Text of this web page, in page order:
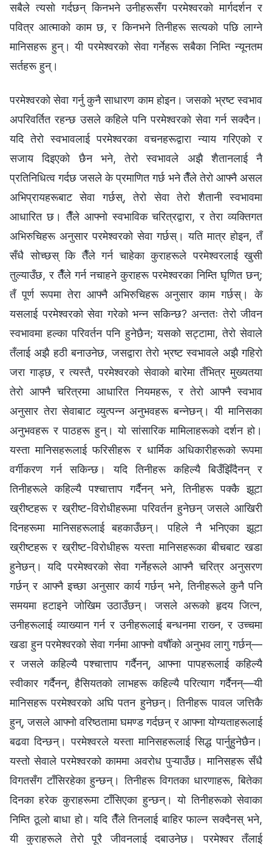
सबैले त्यसो गर्दछन् किनभने उनीहरूसँग परमेश्‍वरको मार्गदर्शन र
पवित्र आत्माको काम छ, र किनभने तिनीहरू सत्यको पछि लाग्ने
मानिसहरू हुन्। यी परमेश्‍वरको सेवा गर्नेहरू सबैका निम्ति न्यूनतम
सर्तहरू हुन्।
परमेश्‍वरको सेवा गर्नु कुनै साधारण काम होइन। जसको भ्रष्ट स्वभाव
अपरिवर्तित रहन्छ उसले कहिले पनि परमेश्‍वरको सेवा गर्न सक्दैन।
यदि तेरो स्वभावलाई परमेश्‍वरका वचनहरूद्वारा न्याय गरिएको र
सजाय दिइएको छैन भने, तेरो स्वभावले अझै शैतानलाई नै
प्रतिनिधित्व गर्दछ जसले के प्रमाणित गर्छ भने तैँले तेरो आफ्नै असल
अभिप्रायहरूबाट सेवा गर्छस्, तेरो सेवा तेरो शैतानी स्वभावमा
आधारित छ। तैँले आफ्‍नो स्वभाविक चरित्रद्वारा, र तेरा व्यक्तिगत
अभिरुचिहरू अनुसार परमेश्‍वरको सेवा गर्छस्। यति मात्र होइन, तँ
सँधै सोच्छस् कि तैँले गर्न चाहेका कुराहरूले परमेश्‍वरलाई खुसी
तुल्याउँछ, र तैँले गर्न नचाहने कुराहरू परमेश्‍वरका निम्ति घृणित छन्;
तँ पूर्ण रूपमा तेरा आफ्नै अभिरुचिहरू अनुसार काम गर्छस्। के
यसलाई परमेश्‍वरको सेवा गरेको भन्न सकिन्छ? अन्ततः तेरो जीवन
स्वभावमा हल्का परिवर्तन पनि हुनेछैन; यसको सट्टामा, तेरो सेवाले
तँलाई अझै हठी बनाउनेछ, जसद्वारा तेरो भ्रष्ट स्वभावले अझै गहिरो
जरा गाड्छ, र त्यस्तै, परमेश्‍वरको सेवाको बारेमा तँभित्र मुख्यतया
तेरो आफ्नै चरित्रमा आधारित नियमहरू, र तेरो आफ्नै स्वभाव
अनुसार तेरा सेवाबाट व्युत्पन्न अनुभवहरू बन्नेछन्। यी मानिसका
अनुभवहरू र पाठहरू हुन्। यो सांसारिक मामिलाहरूको दर्शन हो।
यस्ता मानिसहरूलाई फरिसीहरू र धार्मिक अधिकारीहरूको रूपमा
वर्गीकरण गर्न सकिन्छ। यदि तिनीहरू कहिल्यै बिउँझिँदैनन् र
तिनीहरूले कहिल्यै पश्‍चात्ताप गर्दैनन् भने, तिनीहरू पक्कै झूटा
ख्रीष्टहरू र ख्रीष्ट-विरोधीहरूमा परिवर्तन हुनेछन् जसले आखिरी
दिनहरूमा मानिसहरूलाई बहकाउँछन्। पहिले नै भनिएका झूटा
ख्रीष्टहरू र ख्रीष्ट-विरोधीहरू यस्ता मानिसहरूका बीचबाट खडा
हुनेछन्। यदि परमेश्‍वरको सेवा गर्नेहरूले आफ्नै चरित्र अनुसरण
गर्छन् र आफ्नै इच्छा अनुसार कार्य गर्छन् भने, तिनीहरूले कुनै पनि
समयमा हटाइने जोखिम उठाउँछन्। जसले अरूको हृदय जित्न,
उनीहरूलाई व्याख्यान गर्न र उनीहरूलाई बन्धनमा राख्‍न, र उच्चमा
खडा हुन परमेश्‍वरको सेवा गर्नमा आफ्नो वर्षौँको अनुभव लागु गर्छन्—
र जसले कहिल्यै पश्‍चात्ताप गर्दैनन्, आफ्ना पापहरूलाई कहिल्यै
स्वीकार गर्दैनन्, हैसियतको लाभहरू कहिल्यै परित्याग गर्दैनन्—यी
मानिसहरू परमेश्‍वरको अघि पतन हुनेछन्। तिनीहरू पावल जत्तिकै
हुन्, जसले आफ्नो वरिष्ठतामा घमण्ड गर्दछन् र आफ्‍ना योग्यताहरूलाई
बढवा दिन्छन्। परमेश्‍वरले यस्ता मानिसहरूलाई सिद्ध पार्नुहुनेछैन।
यस्तो सेवाले परमेश्‍वरको काममा अवरोध पुऱ्याउँछ। मानिसहरू सँधै
विगतसँग टाँसिरहेका हुन्छन्। तिनीहरू विगतका धारणाहरू, बितेका
दिनका हरेक कुराहरूमा टाँसिएका हुन्छन्। यो तिनीहरूको सेवाका
निम्ति ठूलो बाधा हो। यदि तैँले तिनलाई बाहिर फाल्न सक्दैनस् भने,
यी कुराहरूले तेरो पूरै जीवनलाई दबाउनेछ। परमेश्‍वर तँलाई